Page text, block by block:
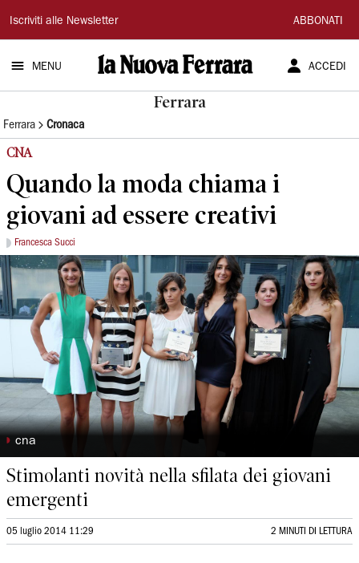
La
Nuova
Ferrara
Iscriviti alle Newsletter ABBONATI
MENU ACCEDI
Ferrara
Ferrara Cronaca
CNA
Quando la moda chiama i
giovani ad essere creativi
Francesca Succi
◗ cna
Stimolanti novità nella sfilata dei giovani
emergenti
05 luglio 2014 11:29 2 MINUTI DI LETTURA